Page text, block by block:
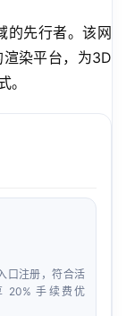
的先行者。该网
染平台，为3D
。
口注册，符合活
20% 手续费优